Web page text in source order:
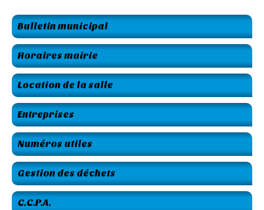
Bulletin municipal
Horaires mairie
Location de la salle
Entreprises
Numéros utiles
Gestion des déchets
C.C.P.A.